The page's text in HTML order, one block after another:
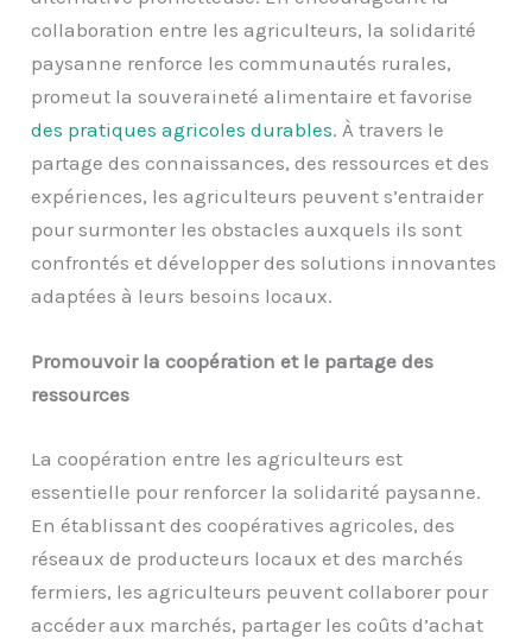
collaboration entre les agriculteurs, la solidarité
paysanne renforce les communautés rurales,
promeut la souveraineté alimentaire et favorise
des pratiques agricoles durables. À travers le
partage des connaissances, des ressources et des
expériences, les agriculteurs peuvent s’entraider
pour surmonter les obstacles auxquels ils sont
confrontés et développer des solutions innovantes
adaptées à leurs besoins locaux.
Promouvoir la coopération et le partage des
ressources
La coopération entre les agriculteurs est
essentielle pour renforcer la solidarité paysanne.
En établissant des coopératives agricoles, des
réseaux de producteurs locaux et des marchés
fermiers, les agriculteurs peuvent collaborer pour
accéder aux marchés, partager les coûts d’achat